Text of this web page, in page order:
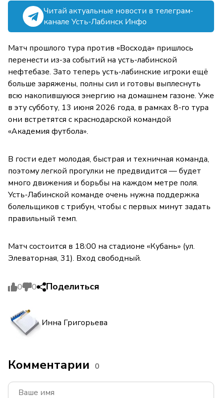
Читай актуальные новости в телеграм-
канале Усть-Лабинск Инфо
Матч прошлого тура против «Восхода» пришлось
перенести из-за событий на усть-лабинской
нефтебазе. Зато теперь усть-лабинские игроки ещё
больше заряжены, полны сил и готовы выплеснуть
всю накопившуюся энергию на домашнем газоне. Уже
в эту субботу, 13 июня 2026 года, в рамках 8-го тура
они встретятся с краснодарской командой
«Академия футбола».
В гости едет молодая, быстрая и техничная команда,
поэтому легкой прогулки не предвидится — будет
много движения и борьбы на каждом метре поля.
Усть-Лабинской команде очень нужна поддержка
болельщиков с трибун, чтобы с первых минут задать
правильный темп.
Матч состоится в 18:00 на стадионе «Кубань» (ул.
Элеваторная, 31). Вход свободный.
0 0 Поделиться
Инна Григорьева
Комментарии 0